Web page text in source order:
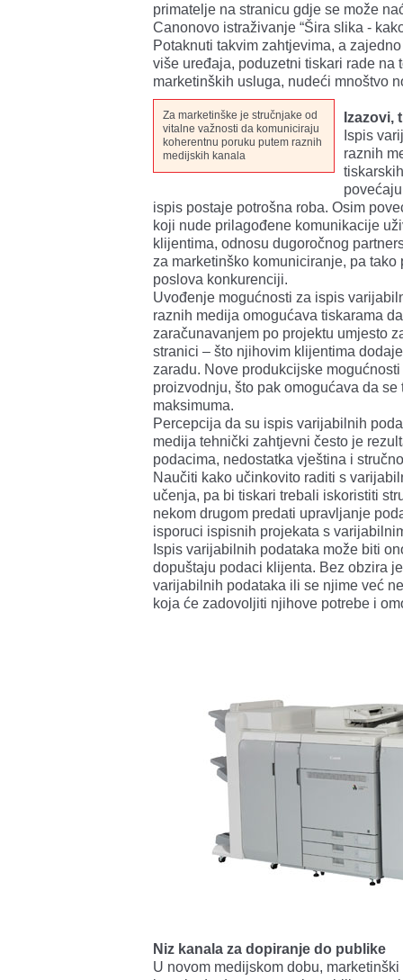
primatelje na stranicu gdje se može
Canonovo istraživanje “Šira slika -
Potaknuti takvim zahtjevima, a
više uređaja, poduzetni tiskari rade na
marketinških usluga, nudeći mnoštvo
Za marketinške je stručnjake od
vitalne važnosti da komuniciraju
koherentnu poruku putem raznih
medijskih kanala
Izazovi,
Ispis
raznih
ispis postaje potrošna roba. Osim
koji nude prilagođene komunikacije
klijentima, odnosu dugoročnog
za marketinško komuniciranje, pa
poslova konkurenciji.
Uvođenje mogućnosti za ispis
raznih medija omogućava tiskarama
zaračunavanjem po projektu umjesto
stranici – što njihovim klijentima
zaradu. Nove produkcijske
proizvodnju, što pak omogućava da
maksimuma.
Percepcija da su ispis varijabilnih
medija tehnički zahtjevni često je
podacima, nedostatka vještina i
Naučiti kako učinkovito raditi s
učenja, pa bi tiskari trebali iskoristiti
nekom drugom predati upravljanje
isporuci ispisnih projekata s
Ispis varijabilnih podataka može biti
dopuštaju podaci klijenta. Bez obzira
varijabilnih podataka ili se njime već
koja će zadovoljiti njihove potrebe i
Niz kanala za dopiranje do publike
U novom medijskom dobu,